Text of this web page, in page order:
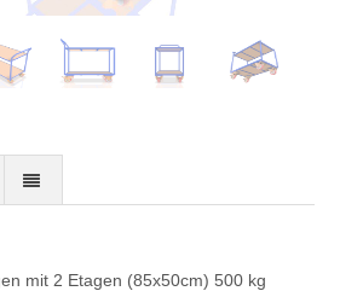
mit 2 Etagen (85x50cm) 500 kg